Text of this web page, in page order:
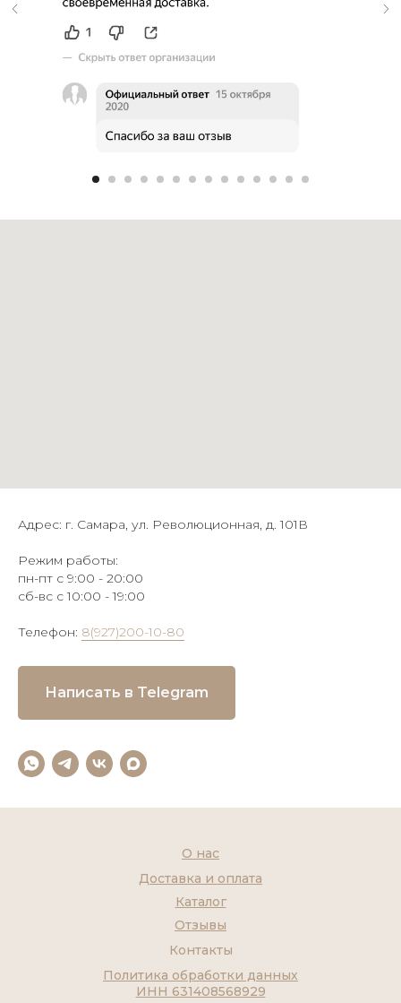
Адрес: г. Самара, ул. Революционная, д. 101В
Режим работы:
пн-пт с 9:00 - 20:00
сб-вс с 10:00 - 19:00
Телефон: 8(927)200-10-80
Написать в Telegram
Контакты
Каталог
О нас
Доставка и оплата
Отзывы
Политика обработки данных
ИНН 631408568929